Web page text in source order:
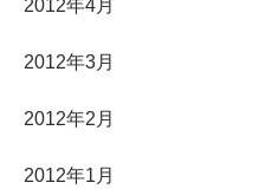
2012年4月
2012年3月
2012年2月
2012年1月